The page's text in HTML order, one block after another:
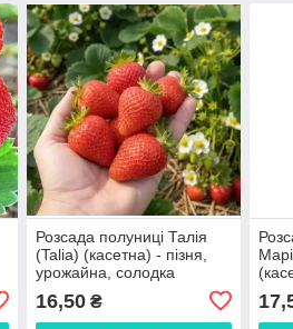
Розсада полуниці Талія
(Talia) (касетна) - пізня,
урожайна, солодка
16,50₴